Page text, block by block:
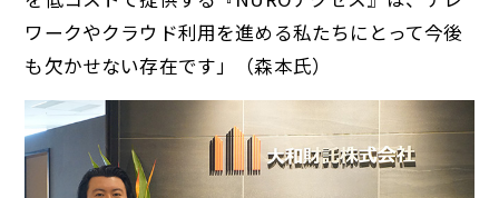
ワークやクラウド利用を進める私たちにとって今後
も欠かせない存在です」（森本氏）